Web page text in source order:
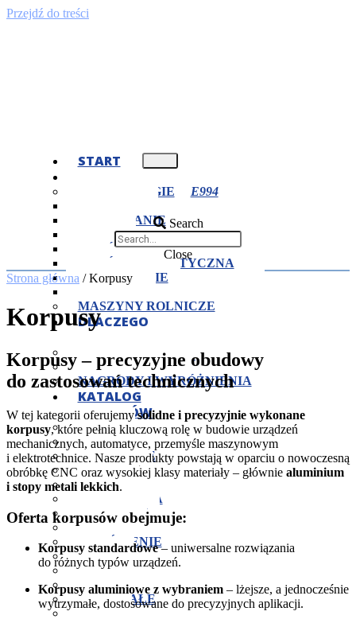
Przejdź do treści
START
TECHNOLOGIE
FREZOWANIE
CIĘCIE
OBRÓBKA CIEPLNA
OBRÓBKA PLASTYCZNA
SZLIFOWANIE
MASZYNY ROLNICZE
DLACZEGO
CERTYFIKATY
KONTROLA JAKOŚCI
NAGRODY I WYRÓŻNIENIA
KATALOG
PRODUKTÓW
CZOPY
JARZMA
KOŁNIERZE
KORPUSY
KOSTKI
MOCOWANIA
NAKRĘTKI
OPRAWY
PIERŚCIENIE
PŁYTY
PODKŁADKI
POKRYWY
POZOSTAŁE
ROLKI
Search
Close
Strona główna / Korpusy
Korpusy
Korpusy – precyzyjne obudowy
do zastosowań technicznych
W tej kategorii oferujemysolidne i precyzyjnie wykonane
korpusy, które pełnią kluczową rolę w budowie urządzeń
mechanicznych, automatyce, przemyśle maszynowym
i elektrotechnice. Nasze produkty powstają w oparciu o nowoczesną
obróbkę CNC oraz wysokiej klasy materiały – głównie aluminium
i stopy metali lekkich.
Oferta korpusów obejmuje:
Korpusy standardowe– uniwersalne rozwiązania
do różnych typów urządzeń.
Korpusy aluminiowe z wybraniem – lżejsze, a jednocześnie
wytrzymałe, dostosowane do precyzyjnych aplikacji.